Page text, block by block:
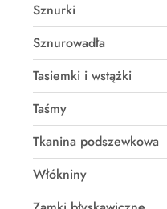
Sznurki
Sznurowadła
Tasiemki i wstążki
Taśmy
Tkanina podszewkowa
Włókniny